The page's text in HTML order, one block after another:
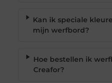
Kan ik speciale
mijn werfbord?
Hoe bestellen ik
Creafor?